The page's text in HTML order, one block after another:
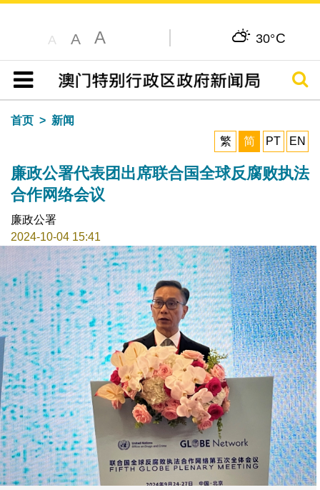
A A A 30°C
目录
搜寻
首页
新闻
繁
简 PT EN
廉政公署代表团出席联合国全球反腐败执法
合作网络会议
廉政公署
2024-10-04 15:41